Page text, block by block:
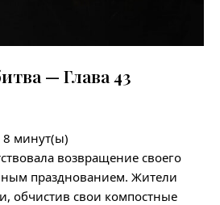
— Глава 43
8 минут(ы)
возвращение своего
празднованием. Жители
обчистив свои компостные